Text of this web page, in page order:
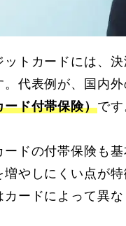
ットカードには、
。代表例が、国内
ード付帯保険）です
ードの付帯保険も
増やしにくい点が
カードによって異な